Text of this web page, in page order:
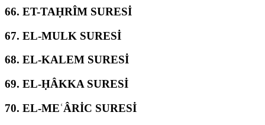
66. ET-TAḤRÎM SURESİ
67. EL-MULK SURESİ
68. EL-KALEM SURESİ
69. EL-ḤÂKKA SURESİ
70. EL-MEʿÂRİC SURESİ